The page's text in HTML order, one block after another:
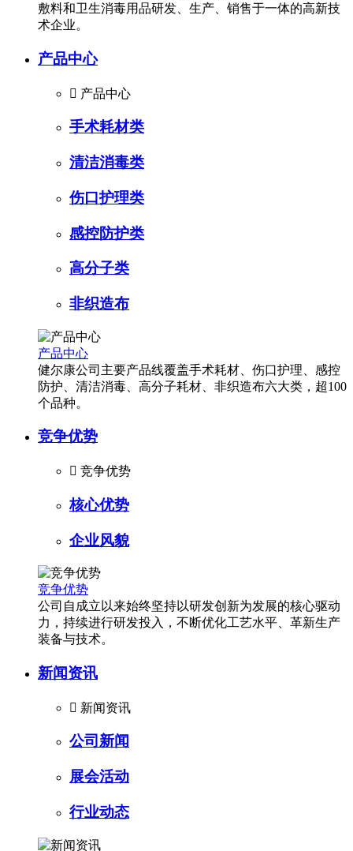
敷料和卫生消毒用品研发、生产、销售于一体的高新技
术企业。
产品中心
 产品中心
手术耗材类
清洁消毒类
伤口护理类
感控防护类
高分子类
非织造布
产品中心
健尔康公司主要产品线覆盖手术耗材、伤口护理、感控
防护、清洁消毒、高分子耗材、非织造布六大类，超100
个品种。
竞争优势
 竞争优势
核心优势
企业风貌
竞争优势
公司自成立以来始终坚持以研发创新为发展的核心驱动
力，持续进行研发投入，不断优化工艺水平、革新生产
装备与技术。
新闻资讯
 新闻资讯
公司新闻
展会活动
行业动态